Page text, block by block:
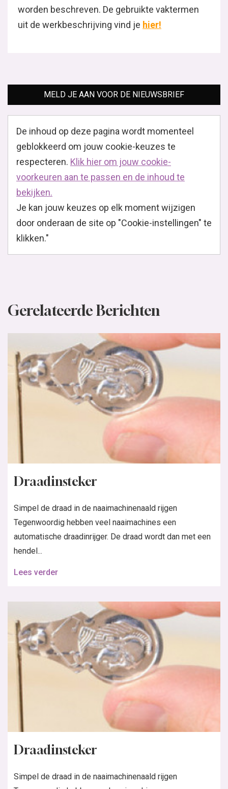
worden beschreven. De gebruikte vaktermen
uit de werkbeschrijving vind je hier!
MELD JE AAN VOOR DE NIEUWSBRIEF
De inhoud op deze pagina wordt momenteel
geblokkeerd om jouw cookie-keuzes te
respecteren. Klik hier om jouw cookie-
voorkeuren aan te passen en de inhoud te
bekijken.
Je kan jouw keuzes op elk moment wijzigen
door onderaan de site op "Cookie-instellingen" te
klikken."
Gerelateerde Berichten
Draadinsteker
Simpel de draad in de naaimachinenaald rijgen
Tegenwoordig hebben veel naaimachines een
automatische draadinrijger. De draad wordt dan met een
hendel...
Lees verder
Draadinsteker
Simpel de draad in de naaimachinenaald rijgen